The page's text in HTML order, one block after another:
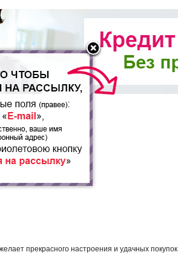
прекрасного настроения и удачных покупок